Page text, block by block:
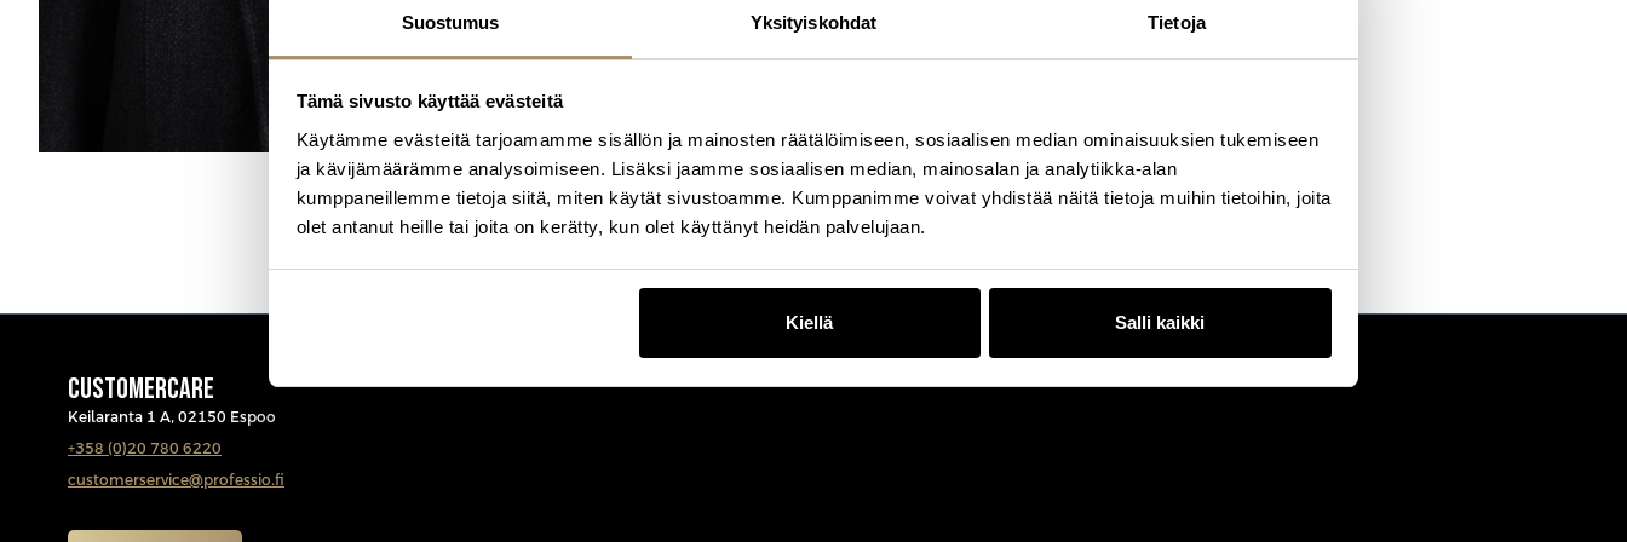
Suostumus Yksityiskohdat Tietoja
Tämä sivusto käyttää evästeitä
Käytämme evästeitä tarjoamamme sisällön ja mainosten räätälöimiseen, sosiaalisen median ominaisuuksien tukemiseen
ja kävijämäärämme analysoimiseen. Lisäksi jaamme sosiaalisen median, mainosalan ja analytiikka-alan
kumppaneillemme tietoja siitä, miten käytät sivustoamme. Kumppanimme voivat yhdistää näitä tietoja muihin tietoihin, joita
olet antanut heille tai joita on kerätty, kun olet käyttänyt heidän palvelujaan.
Kiellä Salli kaikki
CUSTOMERCARE
Keilaranta 1 A, 02150 Espoo
+358 (0)20 780 6220
customerservice@professio.fi